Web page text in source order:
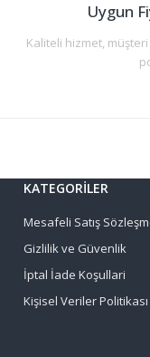
Uygun
Kaliteli hizmet,
KATEGORİLER
Mesafeli Satış
Gizlilik ve Güvenlik
İptal İade Koşullari
Kişisel Veriler Politikası